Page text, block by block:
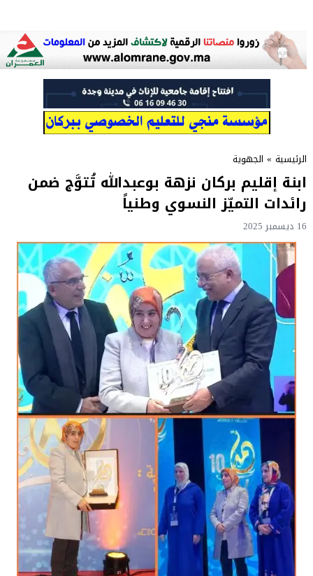
الرئيسية » الجهوية
ابنة إقليم بركان نزهة بوعبدالله تُتوَّج ضمن
رائدات التميّز النسوي وطنياً
16 ديسمبر 2025